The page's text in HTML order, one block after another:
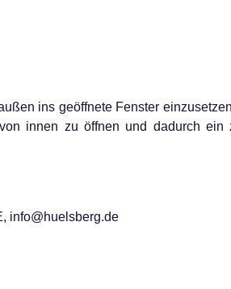
ins geöffnete Fenster
innen zu öffnen und dadurch ein
info@huelsberg.de